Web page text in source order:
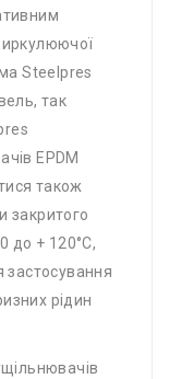
Steelpres
так
EPDM
також
закритого
до + 120°C,
застосування
рідин